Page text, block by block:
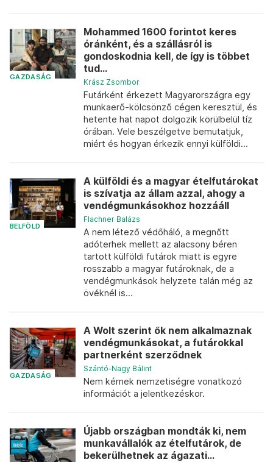
GAZDASÁG
Mohammed 1600 forintot keres
óránként, és a szállásról is
gondoskodnia kell, de így is többet
tud...
Krász Zsombor
Futárként érkezett Magyarországra egy
munkaerő-kölcsönző cégen keresztül, és
hetente hat napot dolgozik körülbelül tíz
órában. Vele beszélgetve bemutatjuk,
miért és hogyan érkezik ennyi külföldi...
BELFÖLD
A külföldi és a magyar ételfutárokat
is szívatja az állam azzal, ahogy a
vendégmunkásokhoz hozzááll
Flachner Balázs
A nem létező védőháló, a megnőtt
adóterhek mellett az alacsony béren
tartott külföldi futárok miatt is egyre
rosszabb a magyar futároknak, de a
vendégmunkások helyzete talán még az
övéknél is...
GAZDASÁG
A Wolt szerint ők nem alkalmaznak
vendégmunkásokat, a futárokkal
partnerként szerződnek
Szántó-Nagy Bálint
Nem kérnek nemzetiségre vonatkozó
információt a jelentkezéskor.
Újabb országban mondták ki, nem
munkavállalók az ételfutárok, de
bekerülhetnek az ágazati...